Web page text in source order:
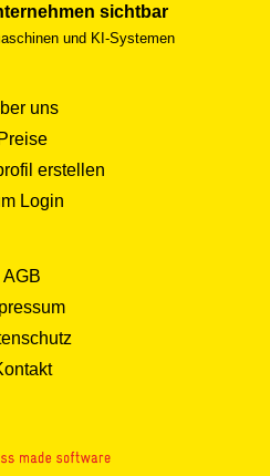
sichtbar
und KI-Systemen
uns
Preise
erstellen
Login
AGB